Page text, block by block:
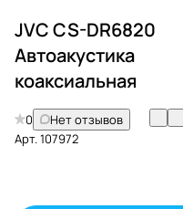
JVC CS-DR6820
Автоакустика
коаксиальная
0
Нет отзывов
Арт.107972